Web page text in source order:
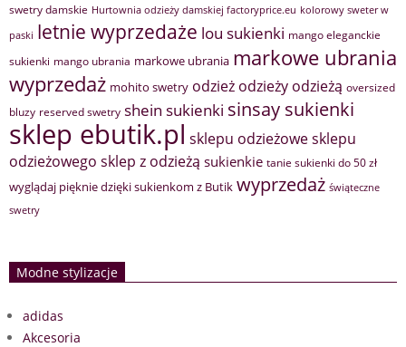
swetry damskie Hurtownia odzieży damskiej factoryprice.eu kolorowy sweter w
paski letnie wyprzedaże lou sukienki mango eleganckie
sukienki mango ubrania markowe ubrania markowe ubrania
wyprzedaż mohito swetry odzież odzieży odzieżą oversized
bluzy reserved swetry shein sukienki sinsay sukienki
sklep ebutik.pl sklepu odzieżowesklepu
odzieżowego sklep z odzieżą sukienkie tanie sukienki do 50 zł
wyglądaj pięknie dzięki sukienkom z Butik wyprzedaż świąteczne
swetry
Modne stylizacje
adidas
Akcesoria